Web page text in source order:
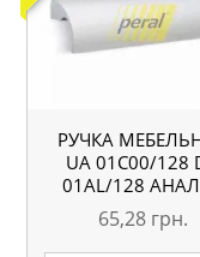
РУЧКА
UA 01С00/128
01AL/128
65,28 грн.